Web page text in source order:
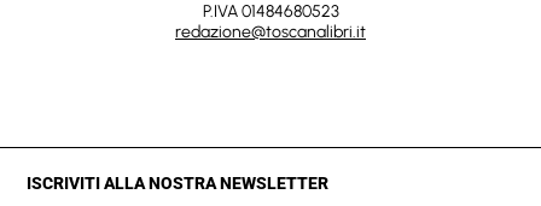
P.IVA 01484680523
redazione@toscanalibri.it
ISCRIVITI ALLA NOSTRA NEWSLETTER